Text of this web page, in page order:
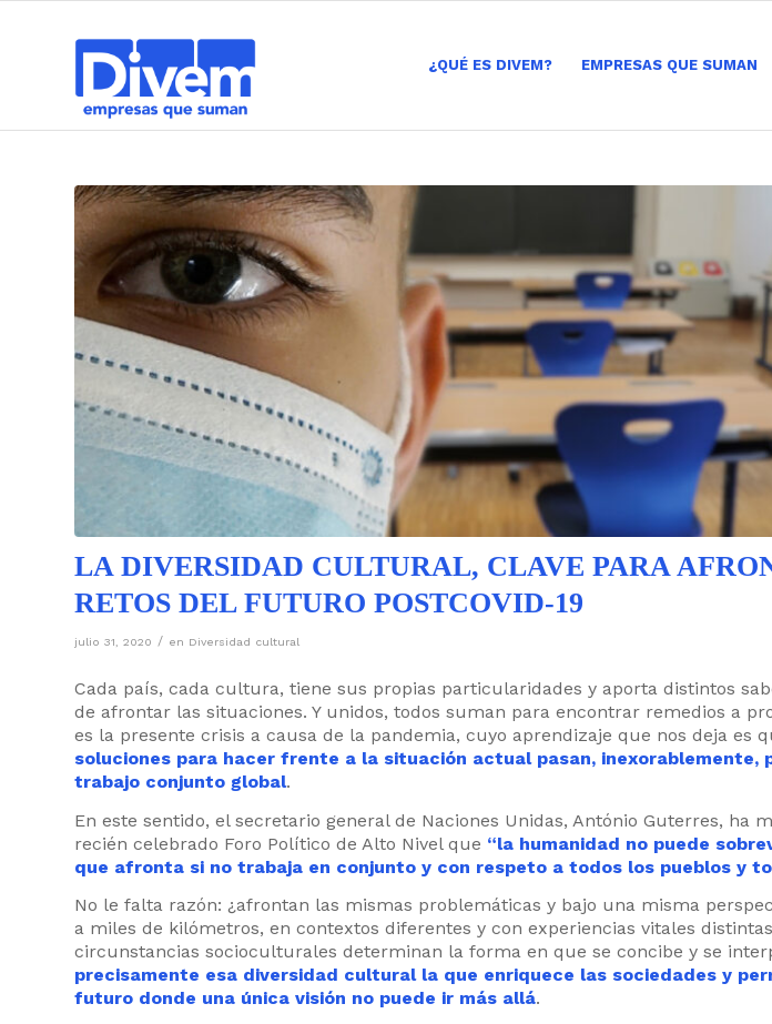
¿QUÉ ES DIVEM? EMPRESAS QUE SUMAN
LA DIVERSIDAD CULTURAL, CLAVE PARA
RETOS DEL FUTURO POSTCOVID-19
julio 31, 2020 / en Diversidad cultural
Cada país, cada cultura, tiene sus propias particularidades y aporta distintos
de afrontar las situaciones. Y unidos, todos suman para encontrar remedios a
es la presente crisis a causa de la pandemia, cuyo aprendizaje que nos deja es
soluciones para hacer frente a la situación actual pasan, inexorablemente,
trabajo conjunto global.
En este sentido, el secretario general de Naciones Unidas, António Guterres, ha
recién celebrado Foro Político de Alto Nivel que “la humanidad no puede
que afronta si no trabaja en conjunto y con respeto a todos los pueblos y
No le falta razón: ¿afrontan las mismas problemáticas y bajo una misma
a miles de kilómetros, en contextos diferentes y con experiencias vitales
circunstancias socioculturales determinan la forma en que se concibe y se
precisamente esa diversidad cultural la que enriquece las sociedades y
futuro donde una única visión no puede ir más allá.